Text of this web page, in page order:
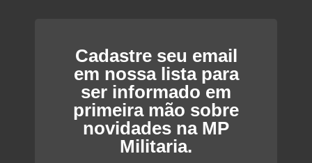
R$90,00.
Cadastre seu email
em nossa lista para
ser informado em
primeira mão sobre
novidades na MP
Militaria.